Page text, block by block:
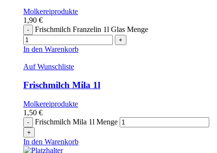
Molkereiprodukte
1,90 €
Frischmilch Franzelin 1l Glas Menge
In den Warenkorb
Auf Wunschliste
Frischmilch Mila 1l
Molkereiprodukte
1,50 €
Frischmilch Mila 1l Menge
In den Warenkorb